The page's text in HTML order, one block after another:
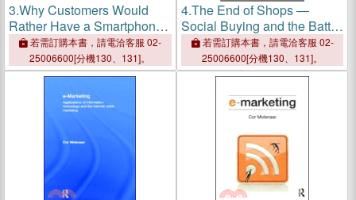
3.Why Customers Would
Rather Have a Smartphone
Than a Car ─ Relationship
Retailing As an Opportunity
若需訂購本書，請電洽客服 02-
25006600[分機130、131]。
4.The End of Shops ―
Social Buying and the Battle
for the Customer
若需訂購本書，請電洽客服 02-
25006600[分機130、131]。